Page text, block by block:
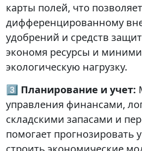
карты полей, что
дифференцированному
удобрений и средств
экономя ресурсы и
экологическую нагрузку.
3️⃣ Планирование и учет:
управления финансами,
складскими запасами и
помогает прогнозировать